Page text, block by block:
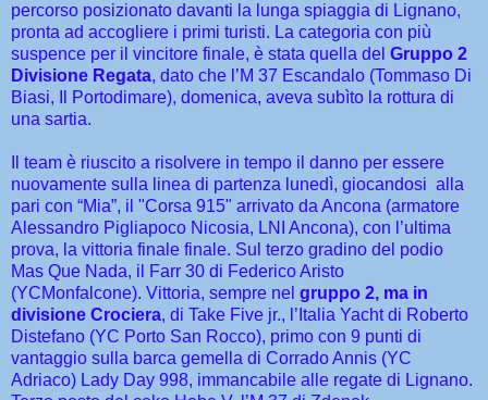
percorso posizionato davanti la lunga spiaggia di Lignano,
pronta ad accogliere i primi turisti. La categoria con più
suspence per il vincitore finale, è stata quella del Gruppo 2
Divisione Regata, dato che l’M 37 Escandalo (Tommaso Di
Biasi, Il Portodimare), domenica, aveva subìto la rottura di
una sartia.
Il team è riuscito a risolvere in tempo il danno per essere
nuovamente sulla linea di partenza lunedì, giocandosi alla
pari con “Mia”, il "Corsa 915" arrivato da Ancona (armatore
Alessandro Pigliapoco Nicosia, LNI Ancona), con l’ultima
prova, la vittoria finale finale. Sul terzo gradino del podio
Mas Que Nada, il Farr 30 di Federico Aristo
(YCMonfalcone). Vittoria, sempre nel gruppo 2, ma in
divisione Crociera, di Take Five jr., l’Italia Yacht di Roberto
Distefano (YC Porto San Rocco), primo con 9 punti di
vantaggio sulla barca gemella di Corrado Annis (YC
Adriaco) Lady Day 998, immancabile alle regate di Lignano.